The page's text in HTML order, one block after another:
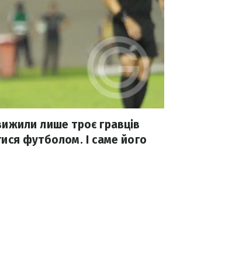
лише троє гравців
футболом. І саме його